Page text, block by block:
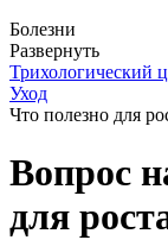
Болезни
Развернуть
Трихологический
Уход
Что полезно для
Вопрос
для